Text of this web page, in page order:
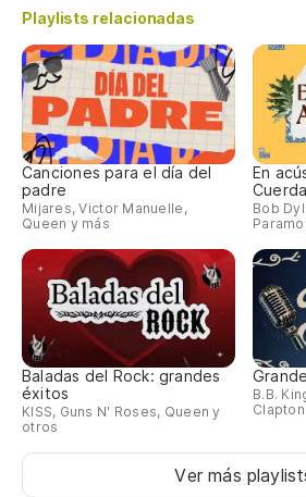
Playlists relacionadas
Canciones para el día del
padre
Mijares, Victor Manuelle,
Queen y más
En
Bob
Baladas del Rock: grandes
éxitos
KISS, Guns N' Roses, Queen y
otros
B.B.
Ver más